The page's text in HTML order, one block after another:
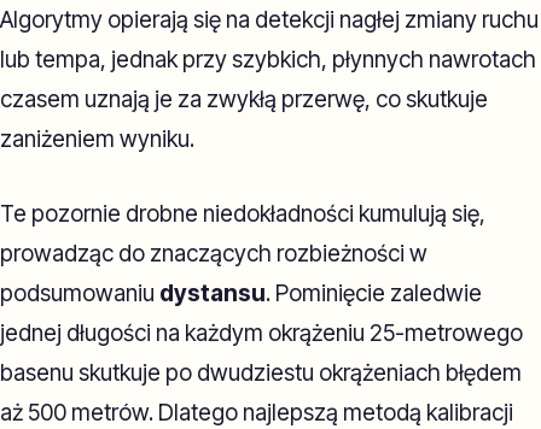
Algorytmy opierają się na detekcji nagłej zmiany ruchu
lub tempa, jednak przy szybkich, płynnych nawrotach
czasem uznają je za zwykłą przerwę, co skutkuje
zaniżeniem wyniku.
Te pozornie drobne niedokładności kumulują się,
prowadząc do znaczących rozbieżności w
podsumowaniu dystansu. Pominięcie zaledwie
jednej długości na każdym okrążeniu 25-metrowego
basenu skutkuje po dwudziestu okrążeniach błędem
aż 500 metrów. Dlatego najlepszą metodą kalibracji